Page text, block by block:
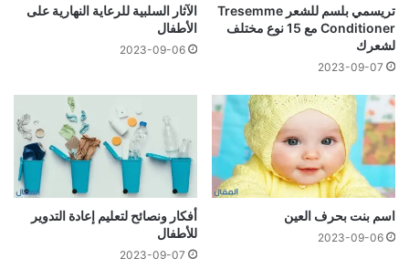
تريسمي بلسم للشعر Tresemme
Conditioner مع 15 نوع مختلف
لشعرك
2023-09-07
الآثار السلبية للرعاية النهارية على
الأطفال
2023-09-06
اسم بنت بحرف العين
2023-09-06
أفكار ونصائح لتعليم إعادة التدوير
للأطفال
2023-09-07